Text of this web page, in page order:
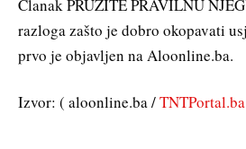
Članak PRUŽITE PRAVILNU
razloga zašto je dobro okopavati
prvo je objavljen na Aloonline.ba.
Izvor: ( aloonline.ba /TNTPortal.ba